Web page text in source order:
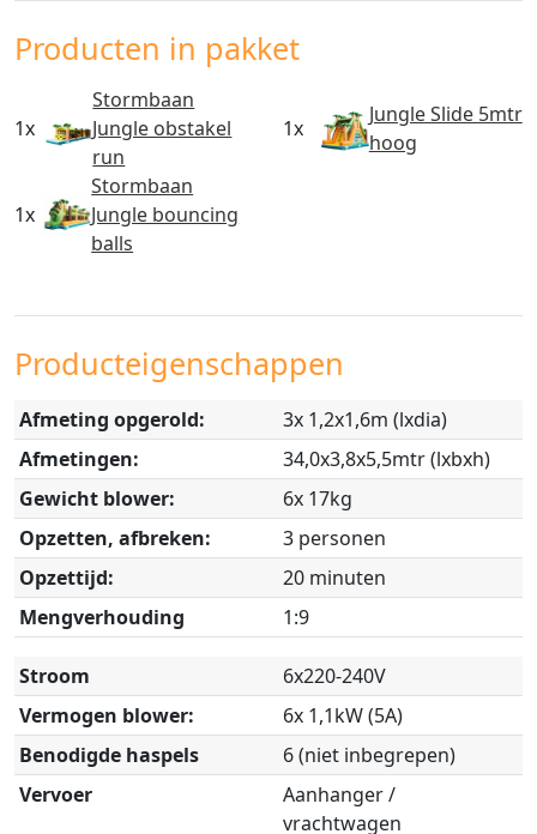
Producten in pakket
1x
Stormbaan
Jungle obstakel
run
1x
Jungle Slide 5mtr
hoog
1x
Stormbaan
Jungle bouncing
balls
Producteigenschappen
Afmeting opgerold:
3x 1,2x1,6m (lxdia)
Afmetingen:
34,0x3,8x5,5mtr (lxbxh)
Gewicht blower:
6x 17kg
Opzetten, afbreken:
3 personen
Opzettijd:
20 minuten
Mengverhouding
1:9
Stroom
6x220-240V
Vermogen blower:
6x 1,1kW (5A)
Benodigde haspels
6 (niet inbegrepen)
Vervoer
Aanhanger /
vrachtwagen